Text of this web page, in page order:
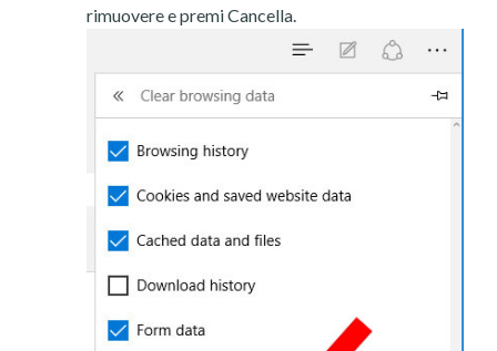
rimuovere e premi Cancella.